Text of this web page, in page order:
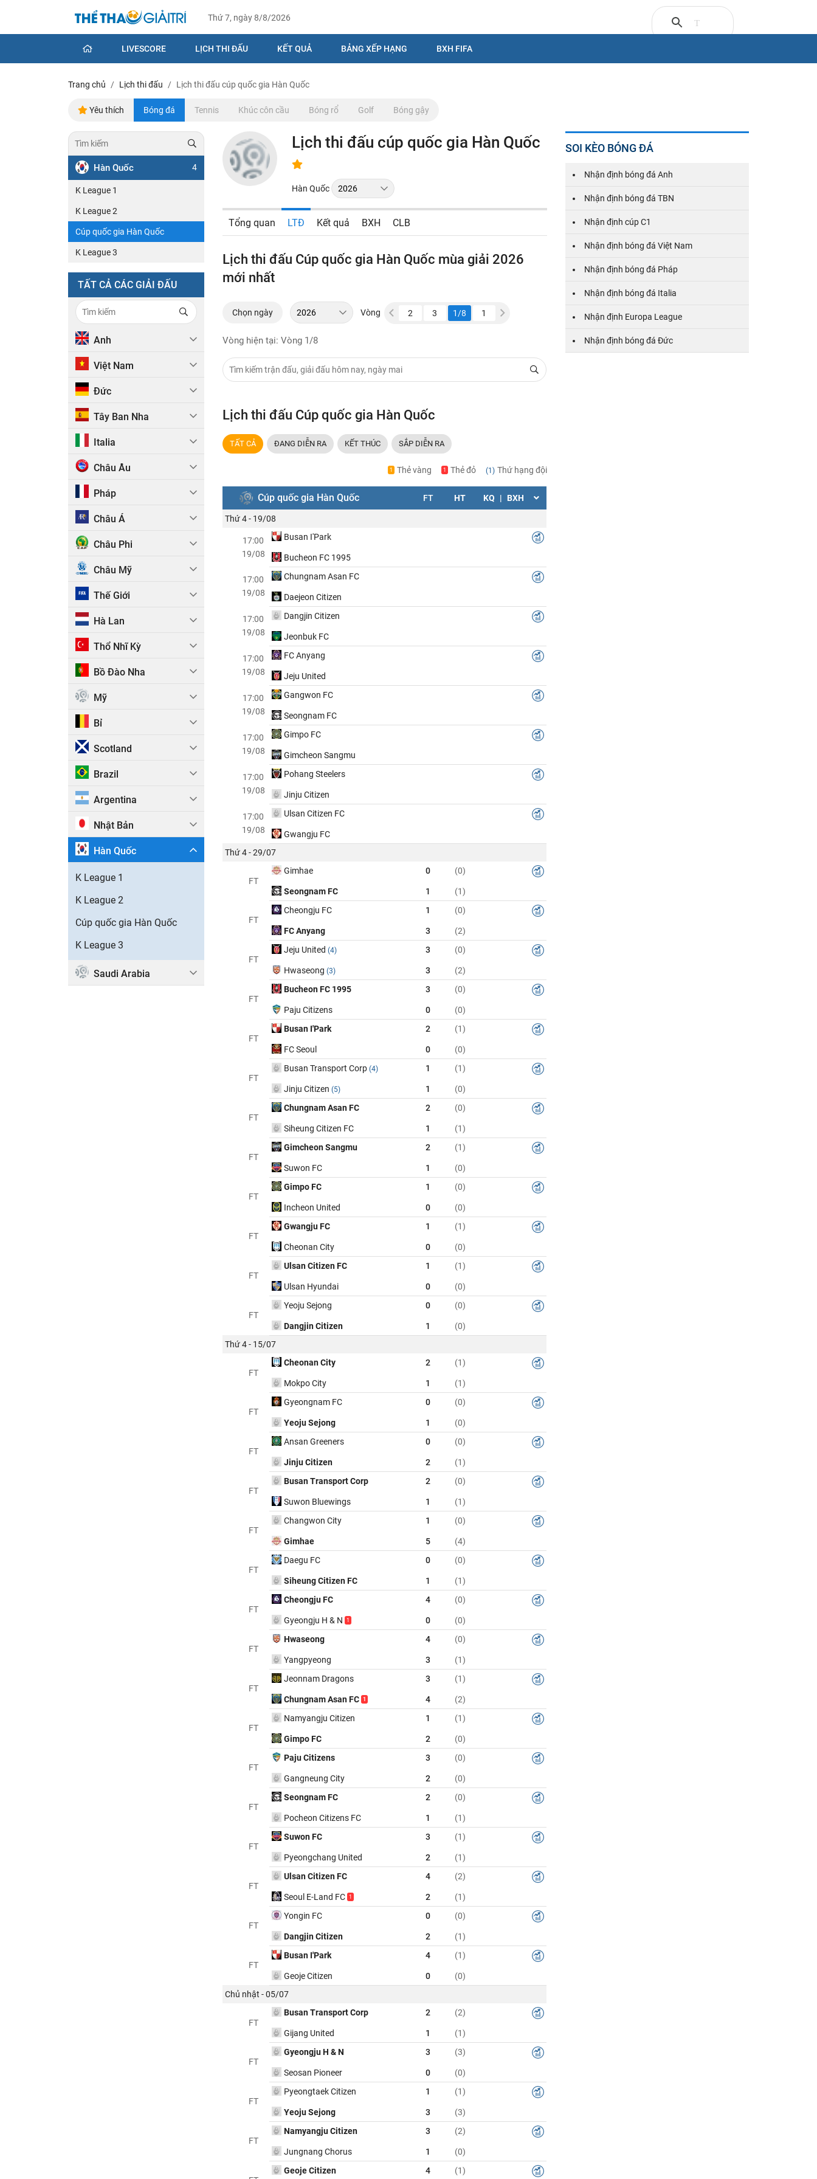
Thứ 7, ngày 8/8/2026
LIVESCORE LỊCH THI ĐẤU KẾT QUẢ BẢNG XẾP HẠNG BXH FIFA
Trang chủ Lịch thi đấu Lịch thi đấu cúp quốc gia Hàn Quốc
Yêu thích Bóng đá Tennis Khúc côn cầu Bóng rổ Golf Bóng gậy
Hàn Quốc 4
K League 1
K League 2
Cúp quốc gia Hàn Quốc
K League 3
TẤT CẢ CÁC GIẢI ĐẤU
Anh
Việt Nam
Đức
Tây Ban Nha
Italia
Châu Âu
Pháp
Châu Á
Châu Phi
Châu Mỹ
Thế Giới
Hà Lan
Thổ Nhĩ Kỳ
Bồ Đào Nha
Mỹ
Bỉ
Scotland
Brazil
Argentina
Nhật Bản
Hàn Quốc
K League 1
K League 2
Cúp quốc gia Hàn Quốc
K League 3
Saudi Arabia
Lịch thi đấu cúp quốc gia Hàn Quốc
Hàn Quốc
Tổng quan LTĐ Kết quả BXH CLB
Lịch thi đấu Cúp quốc gia Hàn Quốc mùa giải 2026
mới nhất
Chọn ngày Vòng
2 1/8 2 3 1/8 1 1
Vòng hiện tại: Vòng 1/8
Lịch thi đấu Cúp quốc gia Hàn Quốc
TẤT CẢ ĐANG DIỄN RA KẾT THÚC SẮP DIỄN RA
1 Thẻ vàng 1 Thẻ đỏ (1) Thứ hạng đội
Cúp quốc gia Hàn Quốc FT HT KQ | BXH
Thứ 4 - 19/08
17:00
19/08
Busan I'Park
Bucheon FC 1995
17:00
19/08
Chungnam Asan FC
Daejeon Citizen
17:00
19/08
Dangjin Citizen
Jeonbuk FC
17:00
19/08
FC Anyang
Jeju United
17:00
19/08
Gangwon FC
Seongnam FC
17:00
19/08
Gimpo FC
Gimcheon Sangmu
17:00
19/08
Pohang Steelers
Jinju Citizen
17:00
19/08
Ulsan Citizen FC
Gwangju FC
Thứ 4 - 29/07
FT
Gimhae 0 (0)
Seongnam FC 1 (1)
FT
Cheongju FC 1 (0)
FC Anyang 3 (2)
FT
Jeju United (4) 3 (0)
Hwaseong (3) 3 (2)
FT
Bucheon FC 1995 3 (0)
Paju Citizens 0 (0)
FT
Busan I'Park 2 (1)
FC Seoul 0 (0)
FT
Busan Transport Corp (4) 1 (1)
Jinju Citizen (5) 1 (0)
FT
Chungnam Asan FC 2 (0)
Siheung Citizen FC 1 (1)
FT
Gimcheon Sangmu 2 (1)
Suwon FC 1 (0)
FT
Gimpo FC 1 (0)
Incheon United 0 (0)
FT
Gwangju FC 1 (1)
Cheonan City 0 (0)
FT
Ulsan Citizen FC 1 (1)
Ulsan Hyundai 0 (0)
FT
Yeoju Sejong 0 (0)
Dangjin Citizen 1
(0)
Thứ 4 - 15/07
FT
Cheonan City 2 (1)
Mokpo City 1 (1)
FT
Gyeongnam FC 0 (0)
Yeoju Sejong 1 (0)
FT
Ansan Greeners 0 (0)
Jinju Citizen 2 (1)
FT
Busan Transport Corp 2 (0)
Suwon Bluewings 1 (1)
FT
Changwon City 1 (0)
Gimhae 5 (4)
FT
Daegu FC 0 (0)
Siheung Citizen FC 1 (1)
FT
Cheongju FC 4 (0)
Gyeongju H & N 1 0 (0)
FT
Hwaseong 4 (0)
Yangpyeong 3 (1)
FT
Jeonnam Dragons 3 (1)
Chungnam Asan FC 1 4 (2)
FT
Namyangju Citizen 1 (1)
Gimpo FC 2 (0)
FT
Paju Citizens 3 (0)
Gangneung City 2 (0)
FT
Seongnam FC 2 (0)
Pocheon Citizens FC 1 (1)
FT
Suwon FC 3 (1)
Pyeongchang United 2 (1)
FT
Ulsan Citizen FC 4 (2)
Seoul E-Land FC 1 2 (1)
FT
Yongin FC 0 (0)
Dangjin Citizen 2 (1)
FT
Busan I'Park 4 (1)
Geoje Citizen 0
(0)
Chủ nhật - 05/07
FT
Busan Transport Corp 2 (2)
Gijang United 1 (1)
FT
Gyeongju H & N 3 (3)
Seosan Pioneer 0 (0)
FT
Pyeongtaek Citizen 1 (1)
Yeoju Sejong 3 (3)
FT
Namyangju Citizen 3 (2)
Jungnang Chorus 1 (0)
Geoje Citizen 4 (1)
SOI KÈO BÓNG ĐÁ
Nhận định bóng đá Anh
Nhận định bóng đá TBN
Nhận định cúp C1
Nhận định bóng đá Việt Nam
Nhận định bóng đá Pháp
Nhận định bóng đá Italia
Nhận định Europa League
Nhận định bóng đá Đức